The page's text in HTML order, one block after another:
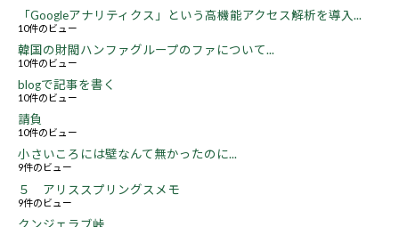
「Googleアナリティクス」という高機能アクセス解析を導入...
10件のビュー
韓国の財閥ハンファグループのファについて...
10件のビュー
blogで記事を書く
10件のビュー
請負
10件のビュー
小さいころには壁なんて無かったのに...
9件のビュー
５ アリススプリングスメモ
9件のビュー
クンジェラブ峠